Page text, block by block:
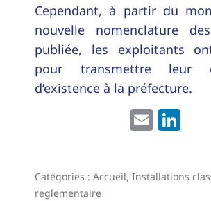
Cependant, à partir du
nouvelle nomenclature
publiée, les exploitants
pour transmettre leur
d’existence à la préfecture.
Email
Catégories : Accueil, Installations
reglementaire